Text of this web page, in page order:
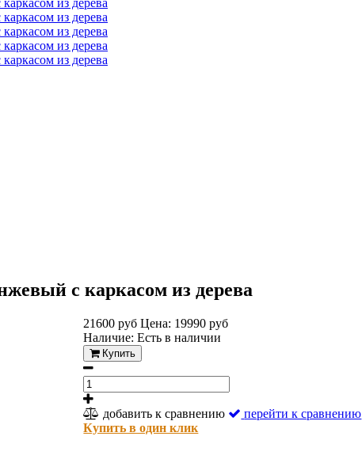
с каркасом из дерева
21600 рубЦена: 19990 руб
Наличие:Есть в наличии
Купить
добавить к сравнению
перейти к сравнению
Купить в один клик